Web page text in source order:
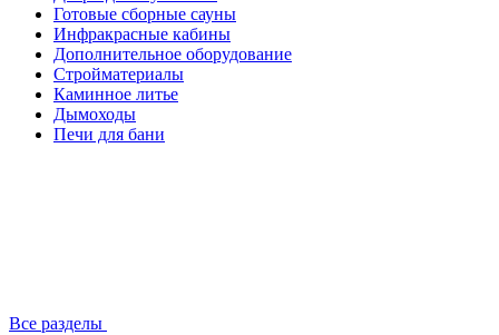
Готовые сборные сауны
Инфракрасные кабины
Дополнительное оборудование
Стройматериалы
Каминное литье
Дымоходы
Печи для бани
Все разделы